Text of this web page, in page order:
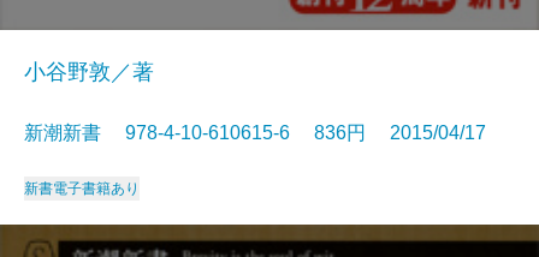
小谷野敦／著
新潮新書 978-4-10-610615-6 836円 2015/04/17
新書電子書籍あり